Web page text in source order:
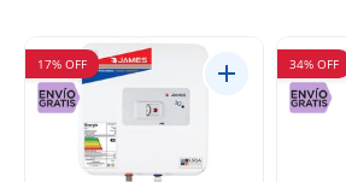
17% OFF 34% OFF